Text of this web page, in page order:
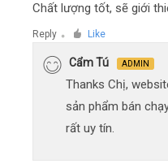
Chất lượng tốt, sẽ giới
Reply ● Like
Cẩm Tú ADMIN
Thanks Chị,
sản phẩm bán
rất uy tín.